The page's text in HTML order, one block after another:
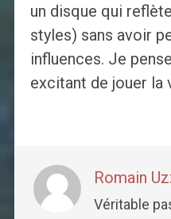
un disque qui
styles) sans avoir
influences. Je
excitant de jouer la
Romain
Véritable